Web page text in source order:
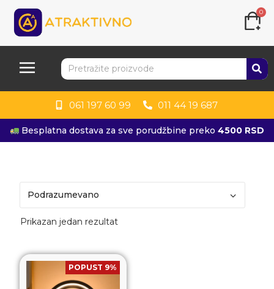
0
061 197 60 99 011 44 19 687
Besplatna dostava za sve porudžbine preko4500 RSD
Prikazan jedan rezultat
POPUST 9%